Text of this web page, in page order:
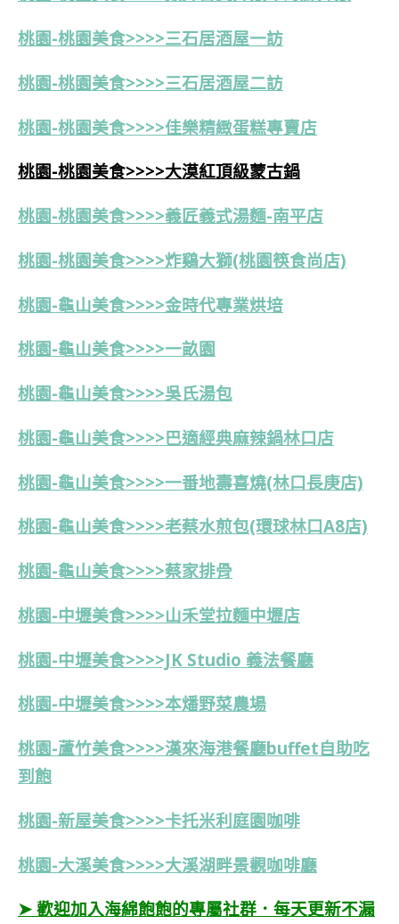
桃園-桃園美食>>>>三石居酒屋一訪
桃園-桃園美食>>>>三石居酒屋二訪
桃園-桃園美食>>>>佳樂精緻蛋糕專賣店
桃園-桃園美食>>>>大漠紅頂級蒙古鍋
桃園-桃園美食>>>>義匠義式湯麵-南平店
桃園-桃園美食>>>>炸鷄大獅(桃園筷食尚店)
桃園-龜山美食>>>>金時代專業烘培
桃園-龜山美食>>>>一畝園
桃園-龜山美食>>>>吳氏湯包
桃園-龜山美食>>>>巴適經典麻辣鍋林口店
桃園-龜山美食>>>>一番地壽喜燒(林口長庚店)
桃園-龜山美食>>>>老蔡水煎包(環球林口A8店)
桃園-龜山美食>>>>蔡家排骨
桃園-中壢美食>>>>山禾堂拉麵中壢店
桃園-中壢美食>>>>JK Studio 義法餐廳
桃園-中壢美食>>>>本燔野菜農場
桃園-蘆竹美食>>>>漢來海港餐廳buffet自助吃
到飽
桃園-新屋美食>>>>卡托米利庭園咖啡
桃園-大溪美食>>>>大溪湖畔景觀咖啡廳
➤ 歡迎加入海綿飽飽的專屬社群．每天更新不漏